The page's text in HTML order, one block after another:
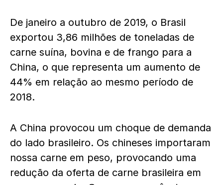
De janeiro a outubro de 2019, o Brasil
exportou 3,86 milhões de toneladas de
carne suína, bovina e de frango para a
China, o que representa um aumento de
44% em relação ao mesmo período de
2018.
A China provocou um choque de demanda
do lado brasileiro. Os chineses importaram
nossa carne em peso, provocando uma
redução da oferta de carne brasileira em